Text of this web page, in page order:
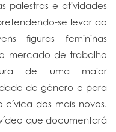
palestras e atividades
se levar ao
figuras femininas
mercado de trabalho
de uma maior
de género e para
dos mais novos.
que documentará